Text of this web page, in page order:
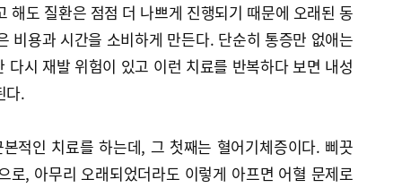
해도 질환은 점점 더 나쁘게 진행되기 때문에 오래된 동
비용과 시간을 소비하게 만든다. 단순히 통증만 없애는
다시 재발 위험이 있고 이런 치료를 반복하다 보면 내성
다.
적인 치료를 하는데, 그 첫째는 혈어기체증이다. 삐끗
로, 아무리 오래되었더라도 이렇게 아프면 어혈 문제로